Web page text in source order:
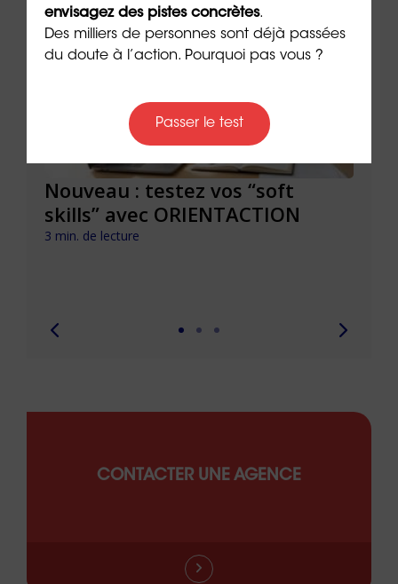
Nouveau : testez vos “soft
skills” avec ORIENTACTION
3 min. de lecture
CONTACTER UNE AGENCE
envisagez des pistes concrètes.
Des milliers de personnes sont déjà passées
du doute à l’action. Pourquoi pas vous ?
Passer le test